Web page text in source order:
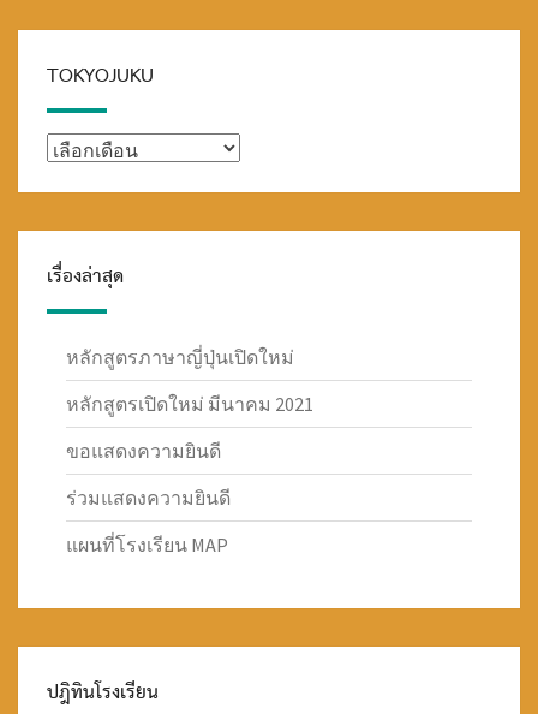
TOKYOJUKU
TOKYOJUKU
เรื่องล่าสุด
หลักสูตรภาษาญี่ปุ่นเปิดใหม่
หลักสูตรเปิดใหม่ มีนาคม 2021
ขอแสดงความยินดี
ร่วมแสดงความยินดี
แผนที่โรงเรียน MAP
ปฎิทินโรงเรียน